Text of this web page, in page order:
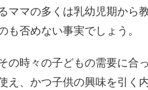
ママの多くは乳幼児期から
否めない事実でしょう。
時々の子どもの需要に合
、かつ子供の興味を引く